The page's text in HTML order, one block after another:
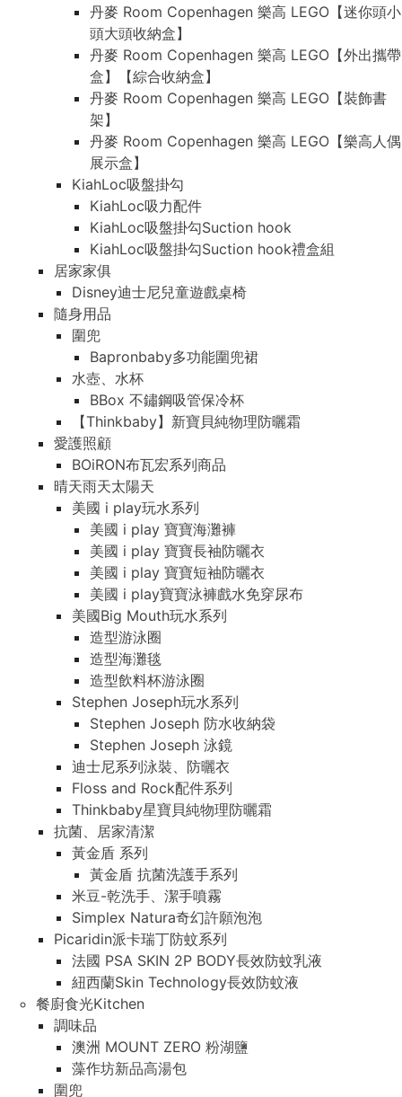
丹麥 Room Copenhagen 樂高 LEGO【迷你頭小
頭大頭收納盒】
丹麥 Room Copenhagen 樂高 LEGO【外出攜帶
盒】【綜合收納盒】
丹麥 Room Copenhagen 樂高 LEGO【裝飾書
架】
丹麥 Room Copenhagen 樂高 LEGO【樂高人偶
展示盒】
KiahLoc吸盤掛勾
KiahLoc吸力配件
KiahLoc吸盤掛勾Suction hook
KiahLoc吸盤掛勾Suction hook禮盒組
居家家俱
Disney迪士尼兒童遊戲桌椅
隨身用品
圍兜
Bapronbaby多功能圍兜裙
水壺、水杯
BBox 不鏽鋼吸管保冷杯
【Thinkbaby】新寶貝純物理防曬霜
愛護照顧
BOiRON布瓦宏系列商品
晴天雨天太陽天
美國 i play玩水系列
美國 i play 寶寶海灘褲
美國 i play 寶寶長袖防曬衣
美國 i play 寶寶短袖防曬衣
美國 i play寶寶泳褲戲水免穿尿布
美國Big Mouth玩水系列
造型游泳圈
造型海灘毯
造型飲料杯游泳圈
Stephen Joseph玩水系列
Stephen Joseph 防水收納袋
Stephen Joseph 泳鏡
迪士尼系列泳裝、防曬衣
Floss and Rock配件系列
Thinkbaby星寶貝純物理防曬霜
抗菌、居家清潔
黃金盾 系列
黃金盾 抗菌洗護手系列
米豆-乾洗手、潔手噴霧
Simplex Natura奇幻許願泡泡
Picaridin派卡瑞丁防蚊系列
法國 PSA SKIN 2P BODY長效防蚊乳液
紐西蘭Skin Technology長效防蚊液
餐廚食光Kitchen
調味品
澳洲 MOUNT ZERO 粉湖鹽
藻作坊新品高湯包
圍兜